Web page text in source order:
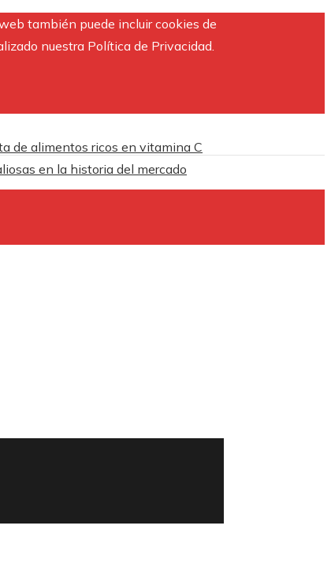
también puede incluir cookies de
nuestra Política de Privacidad.
de alimentos ricos en vitamina C
en la historia del mercado